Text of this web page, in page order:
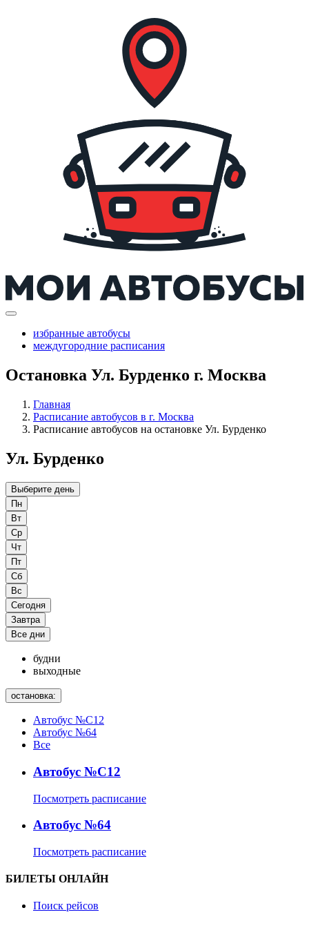
избранные автобусы
междугородние расписания
Остановка Ул. Бурденко г. Москва
Главная
Расписание автобусов в г. Москва
Расписание автобусов на остановке Ул. Бурденко
Ул. Бурденко
Выберите день
Пн
Вт
Ср
Чт
Пт
Сб
Вс
Сегодня
Завтра
Все дни
будни
выходные
остановка:
Автобус №С12
Автобус №64
Все
Автобус №С12
Посмотреть расписание
Автобус №64
Посмотреть расписание
БИЛЕТЫ ОНЛАЙН
Поиск рейсов